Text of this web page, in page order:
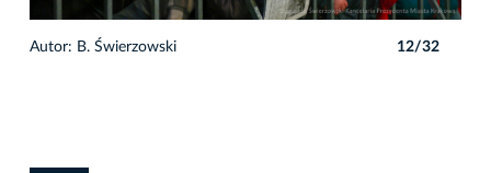
Autor: B. Świerzowski 12/32